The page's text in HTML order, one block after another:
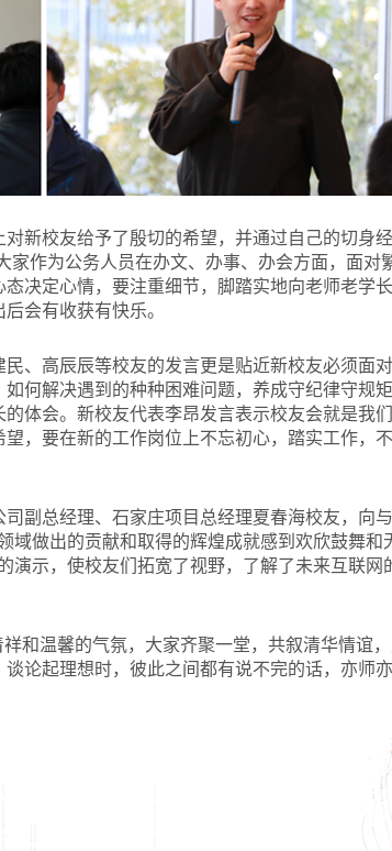
新校友给予了殷切的希望，并通过自己的切身
家作为公务人员在办文、办事、办会方面，面对
决定心情，要注重细节，脚踏实地向老师老学
会有收获有快乐。
、高辰辰等校友的发言更是贴近新校友必须面
何解决遇到的种种困难问题，养成守纪律守规
体会。新校友代表李昂发言表示校友会就是我
，要在新的工作岗位上不忘初心，踏实工作，
副总经理、石家庄项目总经理夏春海校友，向
做出的贡献和取得的辉煌成就感到欢欣鼓舞和
演示，使校友们拓宽了视野，了解了未来互联网
和温馨的气氛，大家齐聚一堂，共叙清华情谊
论起理想时，彼此之间都有说不完的话，亦师